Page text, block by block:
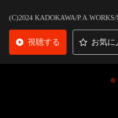
た女性に胸を焦がす中、その“運
する。
(C)2024 KADOKAWA/
視聴する お気に